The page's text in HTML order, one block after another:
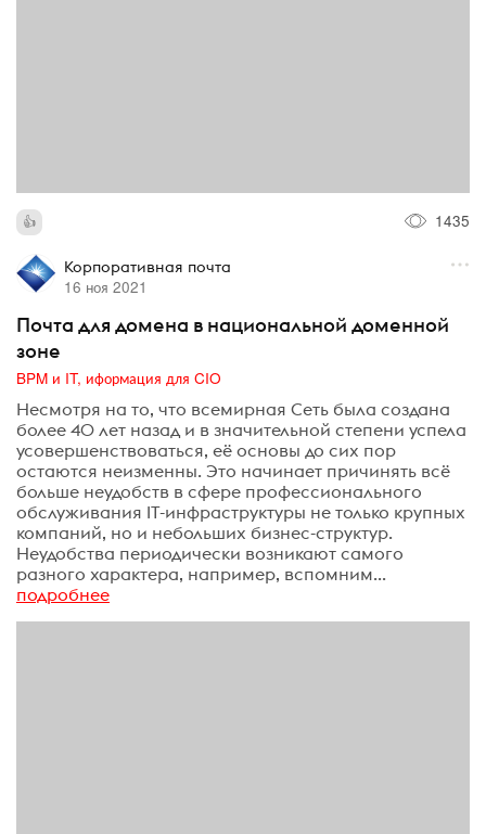
1435
Корпоративная почта
16 ноя 2021
Почта для домена в национальной доменной
зоне
BPM и IT, иформация для CIO
Несмотря на то, что всемирная Сеть была создана
более 40 лет назад и в значительной степени успела
усовершенствоваться, её основы до сих пор
остаются неизменны. Это начинает причинять всё
больше неудобств в сфере профессионального
обслуживания IT-инфраструктуры не только крупных
компаний, но и небольших бизнес-структур.
Неудобства периодически возникают самого
разного характера, например, вспомним...
подробнее